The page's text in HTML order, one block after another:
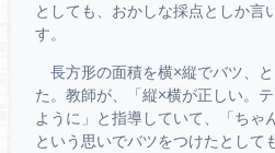
としても、おかしな採点としか言
す。
長方形の面積を横×縦でバツ、
た。教師が、「縦×横が正しい。
ように」と指導していて、「ちゃ
という思いでバツをつけたとして